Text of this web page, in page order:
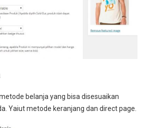
belanja yang bisa disesuaikan
Yaiut metode keranjang dan direct page.